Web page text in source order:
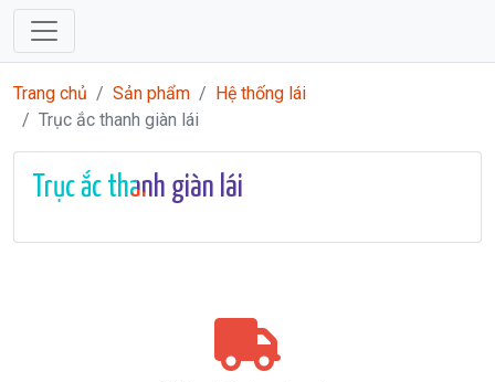
Trang chủ Sản phẩm
Hệ thống lái
Trục ắc thanh giàn lái
Trục ắc thanh giàn lái